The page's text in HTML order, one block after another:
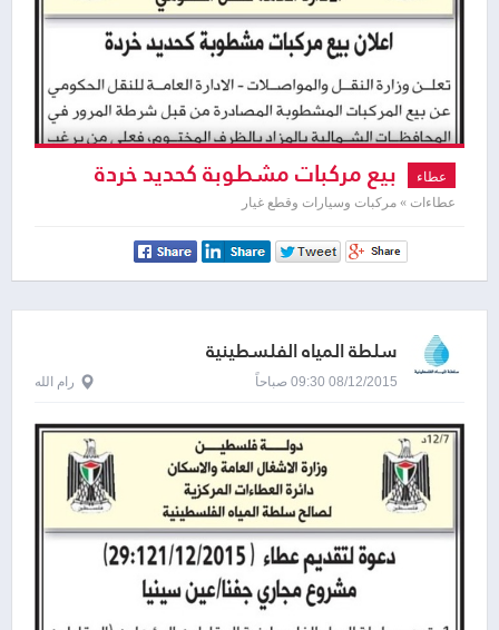
عطاء بيع مركبات مشطوبة كحديد خردة
عطاءات » مركبات وسيارات وقطع غيار
سلطة المياه الفلسطينية
08/12/2015 09:30 صباحاً رام الله